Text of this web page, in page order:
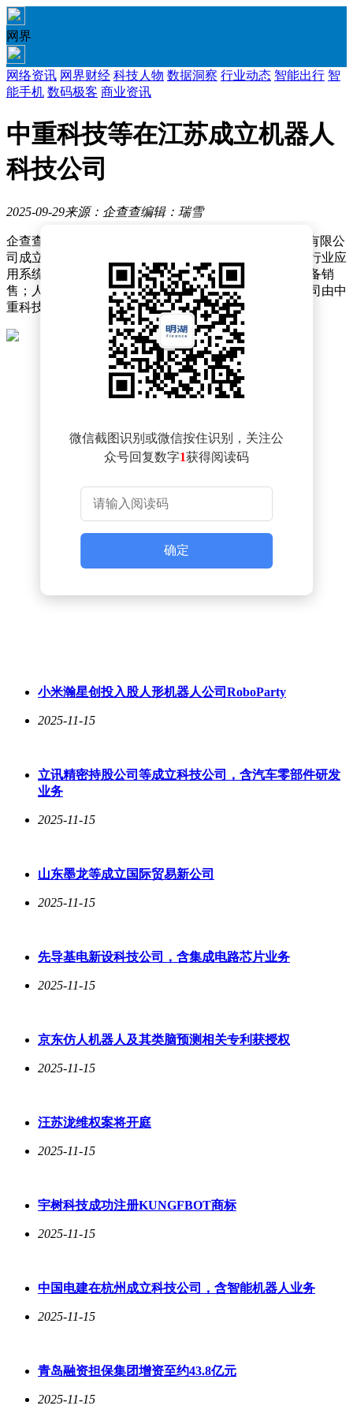
网界
网络资讯 网界财经 科技人物 数据洞察 行业动态 智能出行 智
能手机 数码极客 商业资讯
中重科技等在江苏成立机器人
科技公司
2025-09-29来源：企查查编辑：瑞雪
企查查APP显示，近日，中重灵希机器人科技（江苏）有限公
司成立，注册资本1000万元，经营范围包含：人工智能行业应
用系统集成服务；智能机器人的研发；智能基础制造装备销
售；人工智能硬件销售等。企查查股权穿透显示，该公司由中
重科技（603135）等共同持股。
微信截图识别或微信按住识别，关注公
众号回复数字1获得阅读码
确定
小米瀚星创投入股人形机器人公司RoboParty
2025-11-15
立讯精密持股公司等成立科技公司，含汽车零部件研发
业务
2025-11-15
山东墨龙等成立国际贸易新公司
2025-11-15
先导基电新设科技公司，含集成电路芯片业务
2025-11-15
京东仿人机器人及其类脑预测相关专利获授权
2025-11-15
汪苏泷维权案将开庭
2025-11-15
宇树科技成功注册KUNGFBOT商标
2025-11-15
中国电建在杭州成立科技公司，含智能机器人业务
2025-11-15
青岛融资担保集团增资至约43.8亿元
2025-11-15